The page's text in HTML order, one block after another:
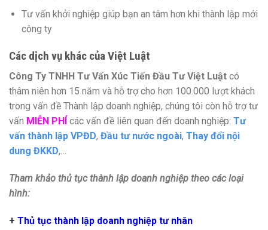
Tư vấn khởi nghiệp giúp bạn an tâm hơn khi thành lập mới
công ty
Các dịch vụ khác của Việt Luật
Công Ty TNHH Tư Vấn Xúc Tiến Đầu Tư Việt Luật có
thâm niên hơn 15 năm và hỗ trợ cho hơn 100.000 lượt khách
trong vấn đề Thành lập doanh nghiệp, chúng tôi còn hỗ trợ tư
vấn MIỄN PHÍ các vấn đề liên quan đến doanh nghiệp: Tư
vấn thành lập VPĐD, Đầu tư nước ngoài, Thay đổi nội
dung ĐKKD,…
Tham khảo thủ tục thành lập doanh nghiệp theo các loại
hình:
+ Thủ tục thành lập doanh nghiệp tư nhân